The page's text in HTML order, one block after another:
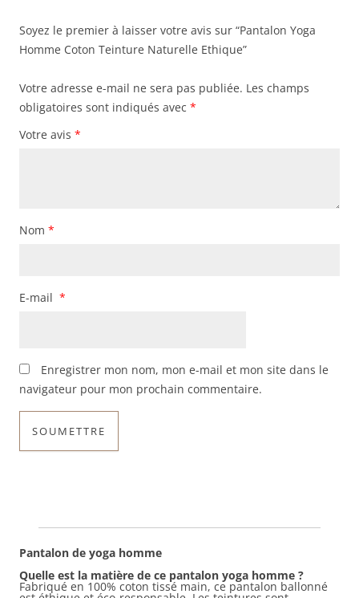
Soyez le premier à laisser votre avis sur “Pantalon Yoga
Homme Coton Teinture Naturelle Ethique”
Votre adresse e-mail ne sera pas publiée. Les champs
obligatoires sont indiqués avec *
Votre avis *
Nom *
E-mail *
Enregistrer mon nom, mon e-mail et mon site dans le
navigateur pour mon prochain commentaire.
Pantalon de yoga homme
Quelle est la matière de ce pantalon yoga homme ?
Fabriqué en 100% coton tissé main, ce pantalon ballonné